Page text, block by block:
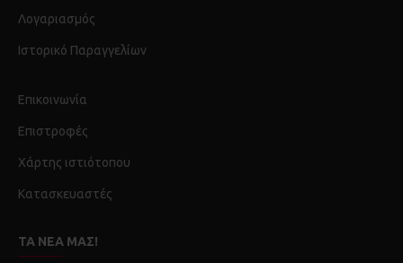
Λογαριασμός
Ιστορικό Παραγγελίων
Επικοινωνία
Επιστροφές
Χάρτης ιστιότοπου
Κατασκευαστές
ΤΑ ΝΈΑ ΜΑΣ!